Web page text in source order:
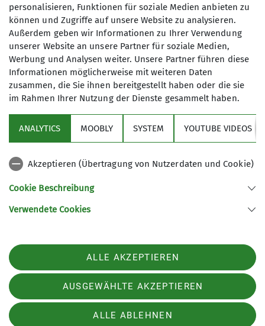
Sonntagswanderung - Auf alten Pfaden rund
um Cochem
So. 12.04.2026 10:30 Uhr
Dieser teils etwas wilde Wanderweg zählt zu meinen
Lieblingswegen...
mehr erfahren
Sektion
Links
54290 Trier
Telefon +49 651 49571
Datenschutz-Einstellungen
Datenschutz
personalisieren, Funktionen für soziale Medien anbieten zu
können und Zugriffe auf unsere Website zu analysieren.
Außerdem geben wir Informationen zu Ihrer Verwendung
unserer Website an unsere Partner für soziale Medien,
Werbung und Analysen weiter. Unsere Partner führen diese
Informationen möglicherweise mit weiteren Daten
zusammen, die Sie ihnen bereitgestellt haben oder die sie
im Rahmen Ihrer Nutzung der Dienste gesammelt haben.
ANALYTICS MOOBLY SYSTEM YOUTUBE VIDEOS
Akzeptieren (Übertragung von Nutzerdaten und Cookie)
Cookie Beschreibung
Verwendete Cookies
ALLE AKZEPTIEREN
AUSGEWÄHLTE AKZEPTIEREN
ALLE ABLEHNEN